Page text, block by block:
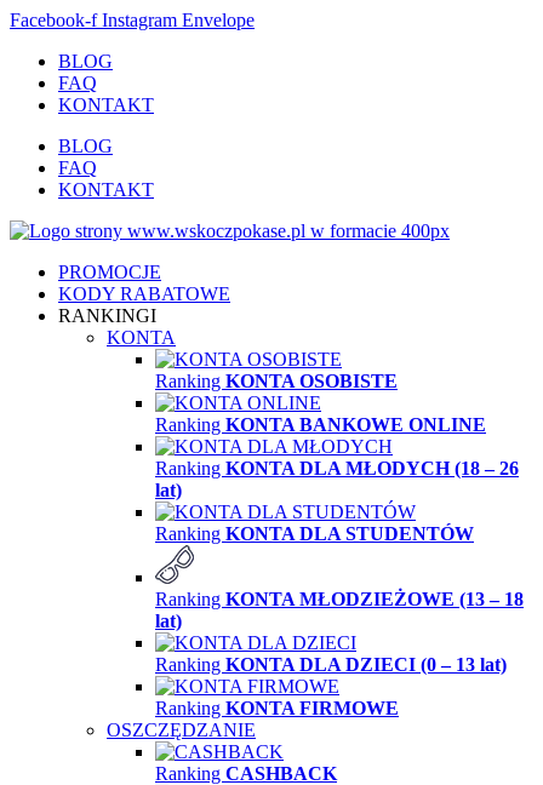
Facebook-f Instagram Envelope
BLOG
FAQ
KONTAKT
BLOG
FAQ
KONTAKT
PROMOCJE
KODY RABATOWE
RANKINGI
KONTA
Ranking KONTA OSOBISTE
Ranking KONTA BANKOWE ONLINE
Ranking KONTA DLA MŁODYCH (18 – 26
lat)
Ranking KONTA DLA STUDENTÓW
Ranking KONTA MŁODZIEŻOWE (13 – 18
lat)
Ranking KONTA DLA DZIECI (0 – 13 lat)
Ranking KONTA FIRMOWE
OSZCZĘDZANIE
Ranking CASHBACK